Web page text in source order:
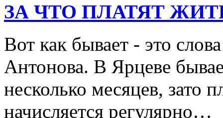
ЗА ЧТО ПЛАТЯТ
Вот как бывает - это
Антонова. В Ярцеве
несколько месяцев, зато
начисляется регулярно…